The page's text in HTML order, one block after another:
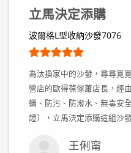
立馬決定添購
波爾格L型收納沙發7076
為汰換家中的沙發，尋尋覓
營店的歐得葆傢蕭店長，經
蟎、防污、防潑水、無毒安
證），立馬決定添購這組沙
王俐甯